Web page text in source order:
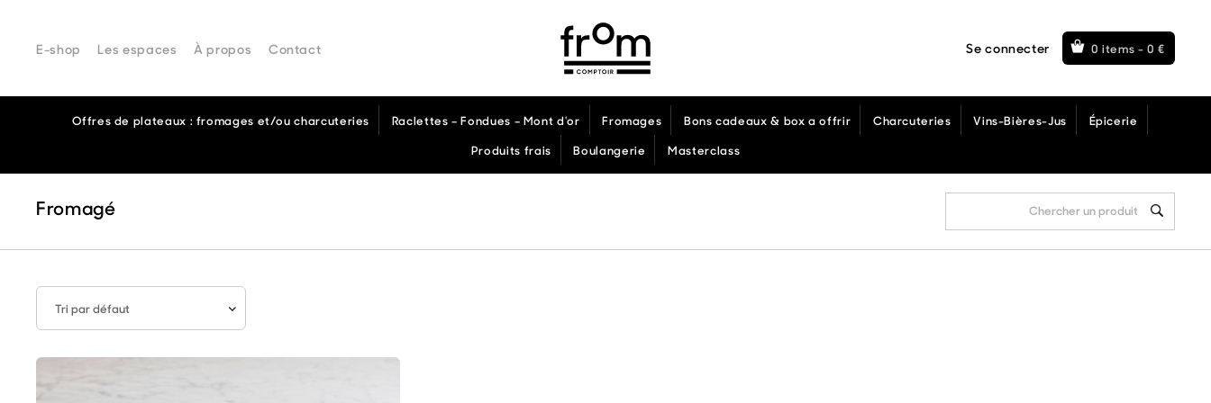
From Comptoir
E-shop Les espaces À propos Contact Se connecter 0 items -0€
Offres de plateaux : fromages et/ou charcuteries Raclettes – Fondues – Mont d'or Fromages Bons cadeaux & box a offrir Charcuteries Vins-Bières-Jus
Épicerie
Produits frais
Boulangerie Masterclass
Fromagé